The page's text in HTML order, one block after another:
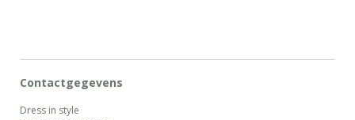
Contactgegevens
Dress in style